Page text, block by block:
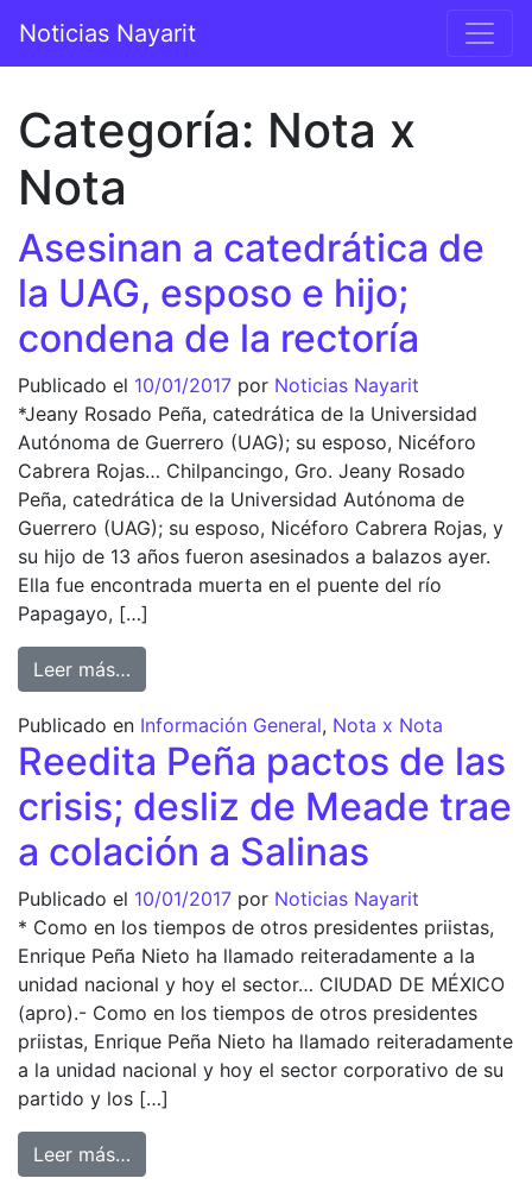
Navegación principal
Noticias Nayarit
Categoría: Nota x
Nota
Asesinan a catedrática de
la UAG, esposo e hijo;
condena de la rectoría
Publicado el 10/01/2017 por Noticias Nayarit
*Jeany Rosado Peña, catedrática de la Universidad
Autónoma de Guerrero (UAG); su esposo, Nicéforo
Cabrera Rojas… Chilpancingo, Gro. Jeany Rosado
Peña, catedrática de la Universidad Autónoma de
Guerrero (UAG); su esposo, Nicéforo Cabrera Rojas, y
su hijo de 13 años fueron asesinados a balazos ayer.
Ella fue encontrada muerta en el puente del río
Papagayo, […]
Leer más…
Publicado en Información General, Nota x Nota
Reedita Peña pactos de las
crisis; desliz de Meade trae
a colación a Salinas
Publicado el 10/01/2017 por Noticias Nayarit
* Como en los tiempos de otros presidentes priistas,
Enrique Peña Nieto ha llamado reiteradamente a la
unidad nacional y hoy el sector… CIUDAD DE MÉXICO
(apro).- Como en los tiempos de otros presidentes
priistas, Enrique Peña Nieto ha llamado reiteradamente
a la unidad nacional y hoy el sector corporativo de su
partido y los […]
Leer más…